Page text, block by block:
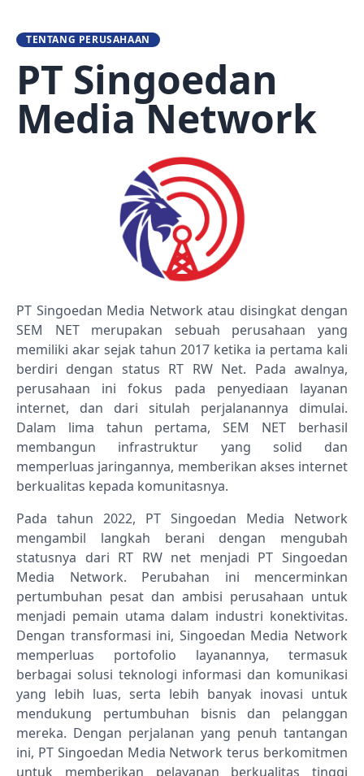
TENTANG PERUSAHAAN
PT Singoedan
Media Network
PT Singoedan Media Network atau disingkat dengan
SEM NET merupakan sebuah perusahaan yang
memiliki akar sejak tahun 2017 ketika ia pertama kali
berdiri dengan status RT RW Net. Pada awalnya,
perusahaan ini fokus pada penyediaan layanan
internet, dan dari situlah perjalanannya dimulai.
Dalam lima tahun pertama, SEM NET berhasil
membangun infrastruktur yang solid dan
memperluas jaringannya, memberikan akses internet
berkualitas kepada komunitasnya.
Pada tahun 2022, PT Singoedan Media Network
mengambil langkah berani dengan mengubah
statusnya dari RT RW net menjadi PT Singoedan
Media Network. Perubahan ini mencerminkan
pertumbuhan pesat dan ambisi perusahaan untuk
menjadi pemain utama dalam industri konektivitas.
Dengan transformasi ini, Singoedan Media Network
memperluas portofolio layanannya, termasuk
berbagai solusi teknologi informasi dan komunikasi
yang lebih luas, serta lebih banyak inovasi untuk
mendukung pertumbuhan bisnis dan pelanggan
mereka. Dengan perjalanan yang penuh tantangan
ini, PT Singoedan Media Network terus berkomitmen
untuk memberikan pelayanan berkualitas tinggi